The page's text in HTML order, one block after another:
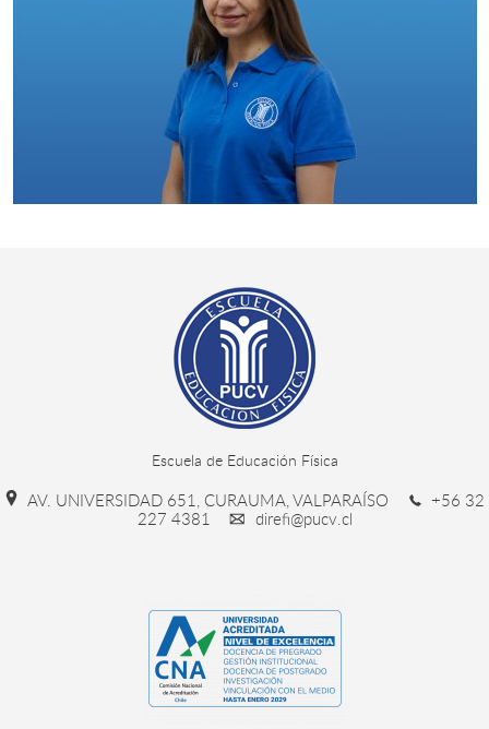
Escuela de Educación Física
AV. UNIVERSIDAD 651, CURAUMA, VALPARAÍSO
+56 32
227 4381
direfi@pucv.cl